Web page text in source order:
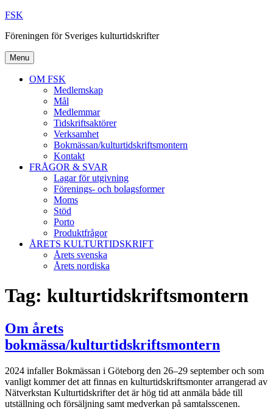
Skip
content
FSK
Föreningen för Sveriges kulturtidskrifter
Menu
OM FSK
Medlemskap
Mål
Medlemmar
Tidskriftsaktörer
Verksamhet
Bokmässan/kulturtidskriftsmontern
Kontakt
FRÅGOR & SVAR
Lagar för utgivning
Förenings- och bolagsformer
Moms
Stöd
Porto
Produktfrågor
ÅRETS KULTURTIDSKRIFT
Årets svenska
Årets nordiska
Tag: kulturtidskriftsmontern
Om årets
bokmässa/kulturtidskriftsmontern
2024 infaller Bokmässan i Göteborg den 26–29 september och som
vanligt kommer det att finnas en kulturtidskriftsmonter arrangerad av
Nätverkstan Kulturtidskrifter det är hög tid att anmäla både till
utställning och försäljning samt medverkan på samtalsscenen.